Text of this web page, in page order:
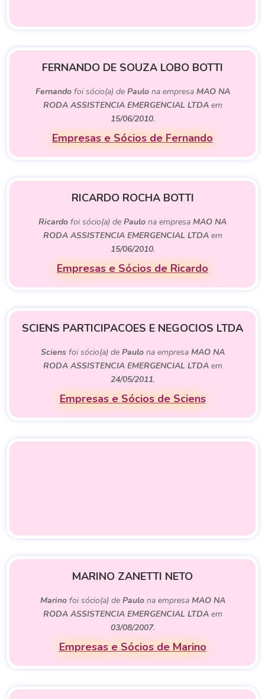
FERNANDO DE SOUZA LOBO BOTTI
Fernandofoi sócio(a) de Paulona empresa MAO NA
RODA ASSISTENCIA EMERGENCIAL LTDAem
15/06/2010.
Empresas e Sócios de Fernando
RICARDO ROCHA BOTTI
Ricardo foi sócio(a) de Paulo na empresa MAO NA
RODA ASSISTENCIA EMERGENCIAL LTDAem
15/06/2010.
Empresas e Sócios de Ricardo
SCIENS PARTICIPACOES E NEGOCIOS LTDA
Sciensfoi sócio(a) de Paulona empresa MAO NA
RODA ASSISTENCIA EMERGENCIAL LTDAem
24/05/2011.
Empresas e Sócios de Sciens
MARINO ZANETTI NETO
Marinofoi sócio(a) de Paulona empresa MAO NA
RODA ASSISTENCIA EMERGENCIAL LTDAem
03/08/2007.
Empresas e Sócios de Marino